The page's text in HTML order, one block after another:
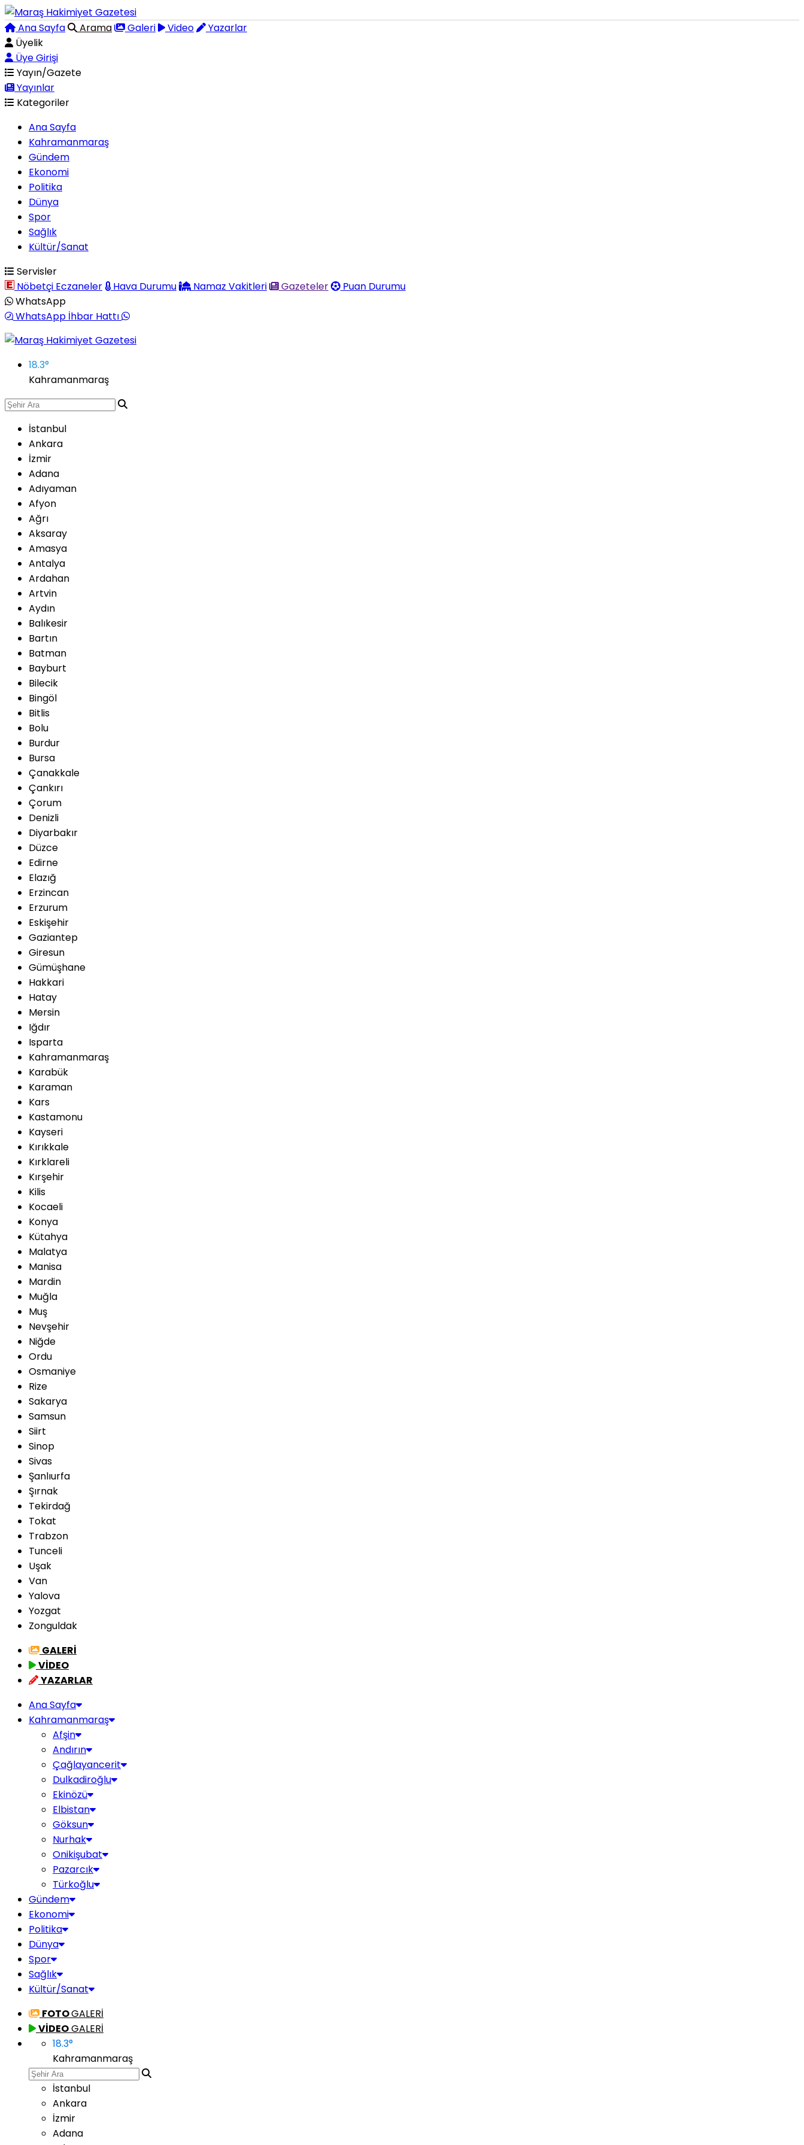
Ana Sayfa Arama Galeri Video
Yazarlar
Üyelik
Üye Girişi
Yayın/Gazete
Yayınlar
Kategoriler
Ana Sayfa
Kahramanmaraş
Gündem
Ekonomi
Politika
Dünya
Spor
Sağlık
Kültür/Sanat
Servisler
Nöbetçi Eczaneler
Hava Durumu Namaz Vakitleri Gazeteler
Puan Durumu
WhatsApp
WhatsApp İhbar Hattı
18.3°
Kahramanmaraş
İstanbul
Ankara
İzmir
Adana
Adıyaman
Afyon
Ağrı
Aksaray
Amasya
Antalya
Ardahan
Artvin
Aydın
Balıkesir
Bartın
Batman
Bayburt
Bilecik
Bingöl
Bitlis
Bolu
Burdur
Bursa
Çanakkale
Çankırı
Çorum
Denizli
Diyarbakır
Düzce
Edirne
Elazığ
Erzincan
Erzurum
Eskişehir
Gaziantep
Giresun
Gümüşhane
Hakkari
Hatay
Mersin
Iğdır
Isparta
Kahramanmaraş
Karabük
Karaman
Kars
Kastamonu
Kayseri
Kırıkkale
Kırklareli
Kırşehir
Kilis
Kocaeli
Konya
Kütahya
Malatya
Manisa
Mardin
Muğla
Muş
Nevşehir
Niğde
Ordu
Osmaniye
Rize
Sakarya
Samsun
Siirt
Sinop
Sivas
Şanlıurfa
Şırnak
Tekirdağ
Tokat
Trabzon
Tunceli
Uşak
Van
Yalova
Yozgat
Zonguldak
GALERİ
VİDEO
YAZARLAR
Ana Sayfa
Kahramanmaraş
Afşin
Andırın
Çağlayancerit
Dulkadiroğlu
Ekinözü
Elbistan
Göksun
Nurhak
Onikişubat
Pazarcık
Türkoğlu
Gündem
Ekonomi
Politika
Dünya
Spor
Sağlık
Kültür/Sanat
FOTOGALERİ
VİDEOGALERİ
18.3°
Kahramanmaraş
İstanbul
Ankara
İzmir
Adana